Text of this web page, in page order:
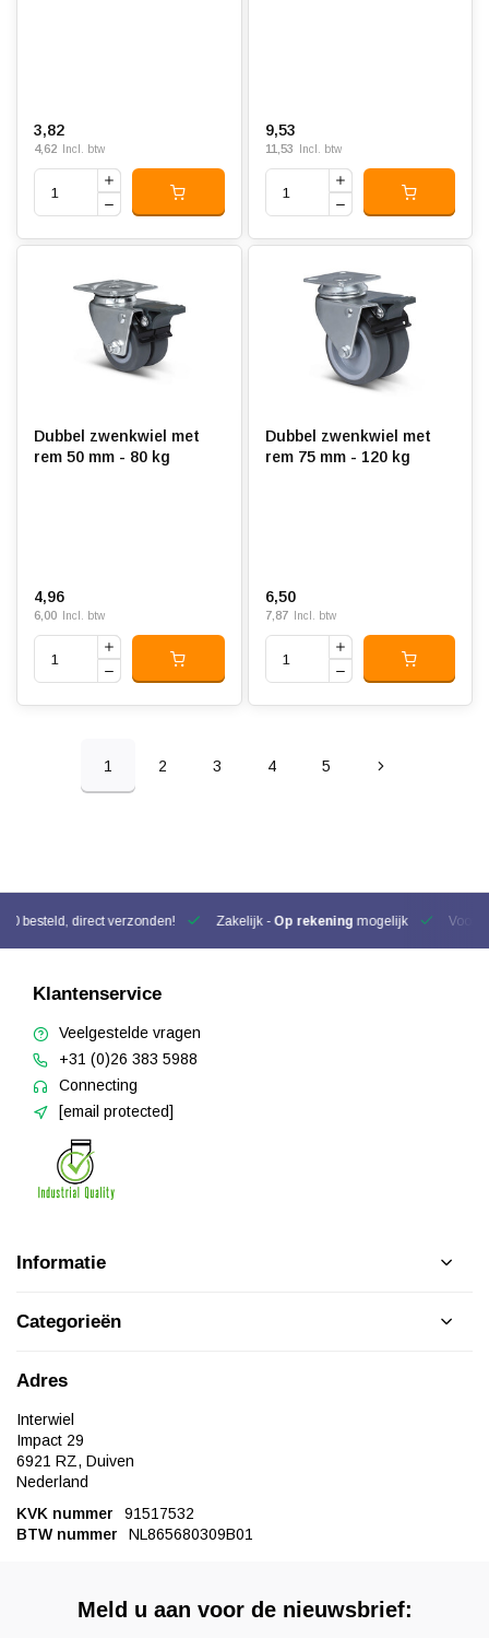
3,82
4,62 Incl. btw
9,53
11,53 Incl. btw
Dubbel zwenkwiel met
rem 50 mm - 80 kg
4,96
6,00 Incl. btw
Dubbel zwenkwiel met
rem 75 mm - 120 kg
6,50
7,87 Incl. btw
1 2 3 4 5
besteld, direct verzonden! Zakelijk - Op rekening mogelijk Voor
Klantenservice
Veelgestelde vragen
+31 (0)26 383 5988
Connecting
[email protected]
Informatie
Categorieën
Adres
Interwiel
Impact 29
6921 RZ, Duiven
Nederland
KVK nummer
91517532
BTW nummer
NL865680309B01
Meld u aan voor de nieuwsbrief: